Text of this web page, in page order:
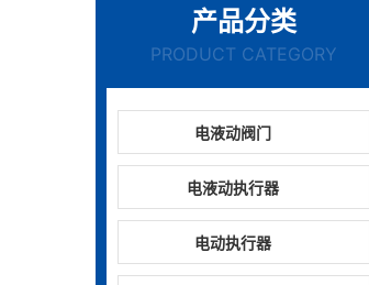
产品分类
PRODUCT CATEGORY
电液动阀门
电液动执行器
电动执行器